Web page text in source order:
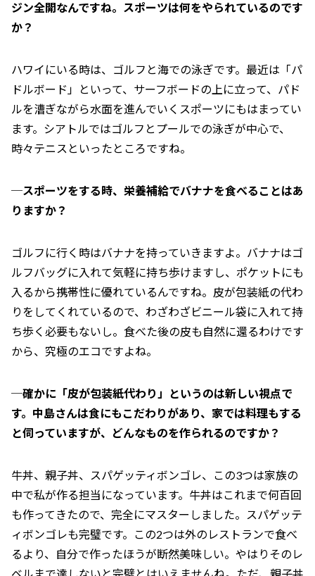
ジン全開なんですね。スポーツは何をやられているのです
か？
ハワイにいる時は、ゴルフと海での泳ぎです。最近は「パ
ドルボード」といって、サーフボードの上に立って、パド
ルを漕ぎながら水面を進んでいくスポーツにもはまってい
ます。シアトルではゴルフとプールでの泳ぎが中心で、
時々テニスといったところですね。
─スポーツをする時、栄養補給でバナナを食べることはあ
りますか？
ゴルフに行く時はバナナを持っていきますよ。バナナはゴ
ルフバッグに入れて気軽に持ち歩けますし、ポケットにも
入るから携帯性に優れているんですね。皮が包装紙の代わ
りをしてくれているので、わざわざビニール袋に入れて持
ち歩く必要もないし。食べた後の皮も自然に還るわけです
から、究極のエコですよね。
─確かに「皮が包装紙代わり」というのは新しい視点で
す。中島さんは食にもこだわりがあり、家では料理もする
と伺っていますが、どんなものを作られるのですか？
牛丼、親子丼、スパゲッティボンゴレ、この3つは家族の
中で私が作る担当になっています。牛丼はこれまで何百回
も作ってきたので、完全にマスターしました。スパゲッテ
ィボンゴレも完璧です。この2つは外のレストランで食べ
るより、自分で作ったほうが断然美味しい。やはりそのレ